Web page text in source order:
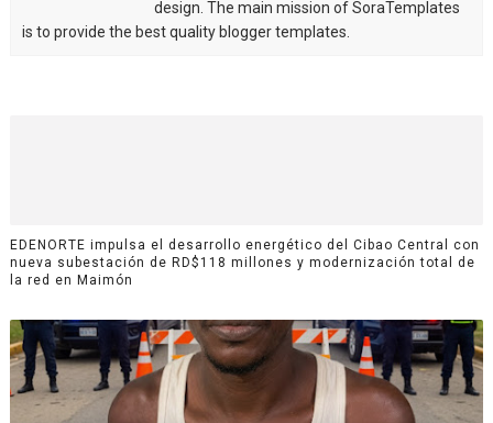
design. The main mission of SoraTemplates
is to provide the best quality blogger templates.
EDENORTE impulsa el desarrollo energético del Cibao Central con
nueva subestación de RD$118 millones y modernización total de
la red en Maimón